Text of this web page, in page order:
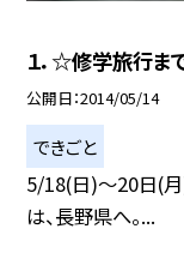
１．☆修学旅行ま
公開日 2014/05/14
できごと
5/18(日)〜20日(月
は、長野県へ。...